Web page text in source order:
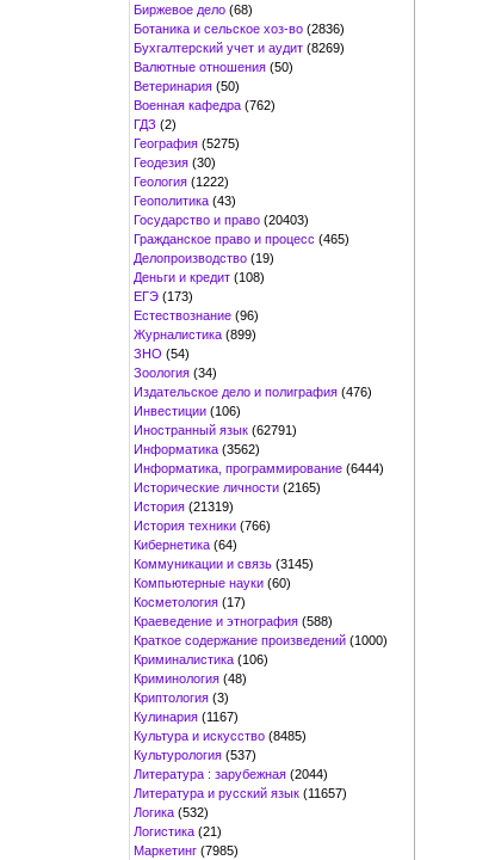
Биржевое дело (68)
Ботаника и сельское хоз-во (2836)
Бухгалтерский учет и аудит (8269)
Валютные отношения (50)
Ветеринария (50)
Военная кафедра (762)
ГДЗ (2)
География (5275)
Геодезия (30)
Геология (1222)
Геополитика (43)
Государство и право (20403)
Гражданское право и процесс (465)
Делопроизводство (19)
Деньги и кредит (108)
ЕГЭ (173)
Естествознание (96)
Журналистика (899)
ЗНО (54)
Зоология (34)
Издательское дело и полиграфия (476)
Инвестиции (106)
Иностранный язык (62791)
Информатика (3562)
Информатика, программирование (6444)
Исторические личности (2165)
История (21319)
История техники (766)
Кибернетика (64)
Коммуникации и связь (3145)
Компьютерные науки (60)
Косметология (17)
Краеведение и этнография (588)
Краткое содержание произведений (1000)
Криминалистика (106)
Криминология (48)
Криптология (3)
Кулинария (1167)
Культура и искусство (8485)
Культурология (537)
Литература : зарубежная (2044)
Литература и русский язык (11657)
Логика (532)
Логистика (21)
Маркетинг (7985)